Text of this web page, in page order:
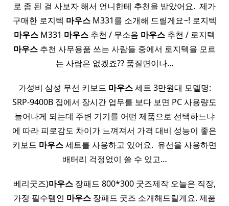
로 좀 된 걸 사보자 해서 언니한테 추천을 받았어요. ​ 제가
구매한 로지텍 마우스M331를 소개해 드릴게요~! 로지텍
마우스 M331 마우스 추천 / 무소음 마우스 추천 / 로지텍
마우스 추천 사무용품 쓰는 사람들 중에서 로지텍을 모르
는 사람은 없겠죠?? 품질면이나…
가성비 삼성 무선 키보드 마우스세트 3만원대 모델명:
SRP-9400B 집에서 장시간 업무를 보다 보면 PC 사용량도
늘어나게 되는데 주변 기기를 어떤 제품으로 선택하느냐
에 따라 피로감도 차이가 느껴져서 가격 대비 성능이 좋은
키보드 마우스세트를 사용하고 있어요. ​ 유선을 사용하면
배터리 걱정없이 쓸 수 있고…
베리굿즈)마우스 장패드 800*300 굿즈제작 오늘은 직장,
가정 필수템인 마우스 장패드 굿즈 소개해드릴게요. 제품